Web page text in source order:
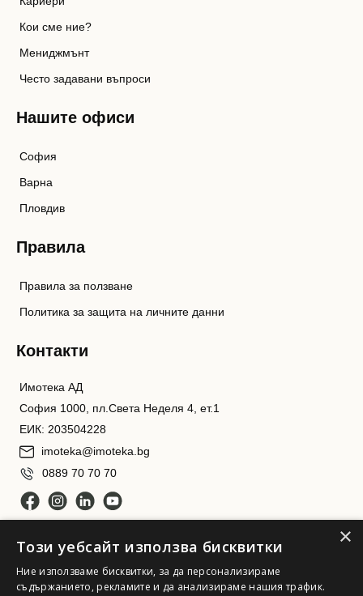
Кои сме ние?
Мениджмънт
Често задавани въпроси
Нашите офиси
София
Варна
Пловдив
Правила
Правила за ползване
Политика за защита на личните данни
Контакти
Имотека АД
София 1000, пл.Света Неделя 4, ет.1
ЕИК: 203504228
imoteka@imoteka.bg
0889 70 70 70
×
Този уебсайт използва бисквитки
Ние използваме бисквитки, за да персонализираме
съдържанието, рекламите и да анализираме нашия трафик.